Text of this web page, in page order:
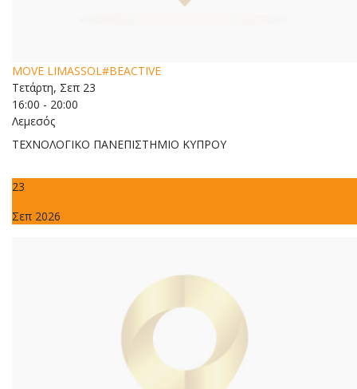
MOVE LIMASSOL#BEACTIVE
Τετάρτη, Σεπ 23
16:00 - 20:00
Λεμεσός
ΤΕΧΝΟΛΟΓΙΚΟ ΠΑΝΕΠΙΣΤΗΜΙΟ ΚΥΠΡΟΥ
23
Σεπ 2026